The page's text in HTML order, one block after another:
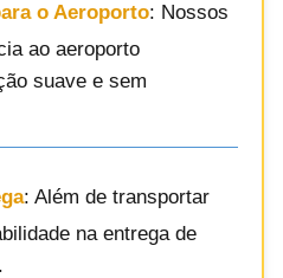
o Aeroporto: Nossos
ao aeroporto
suave e sem
: Além de transportar
na entrega de